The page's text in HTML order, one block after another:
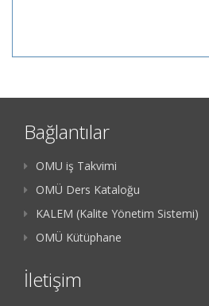
Bağlantılar
OMU iş Takvimi
OMÜ Ders Kataloğu
KALEM (Kalite Yönetim Sistemi)
OMÜ Kütüphane
İletişim